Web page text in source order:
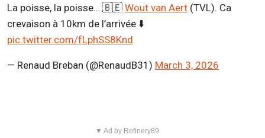
La poisse, la poisse… 🇧🇪 Wout van Aert (TVL). Ca
crevaison à 10km de l’arrivée ⬇️
pic.twitter.com/fLphSS8Knd
— Renaud Breban (@RenaudB31) March 3, 2026
▼ Ad by Refinery89